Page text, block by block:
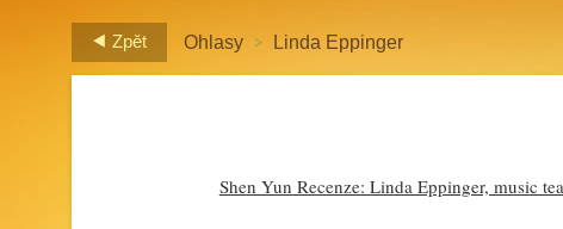
Zpět Ohlasy > Linda Eppinger
Shen Yun Recenze: Linda Eppinger, music